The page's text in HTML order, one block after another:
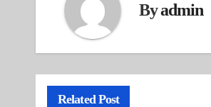
Byadmin
Related Post